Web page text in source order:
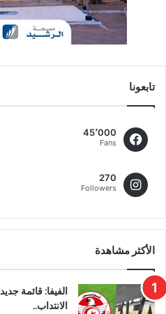
تابعونا
45٬000
Fans
270
Followers
الأكثر مشاهدة
الفيفا: قائمة
الانتداب..